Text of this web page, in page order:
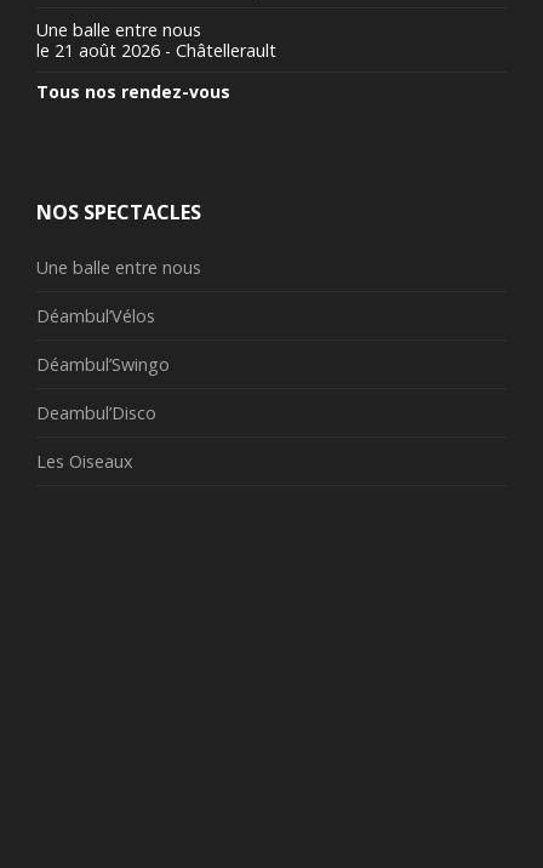
Une balle entre nous
le 21 août 2026 - Châtellerault
Tous nos rendez-vous
NOS SPECTACLES
Une balle entre nous
Déambul’Vélos
Déambul’Swingo
Deambul’Disco
Les Oiseaux